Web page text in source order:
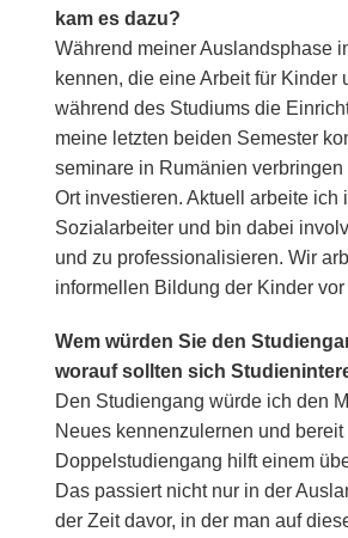
kam es dazu?
Während meiner Auslandsphase
kennen, die eine Arbeit für
während des Studiums die
meine letzten beiden Semester
seminare in Rumänien
Ort investieren. Aktuell arbeite
Sozialarbeiter und bin dabei
und zu professionalisieren. Wir
informellen Bildung der Kinder vor
Wem würden Sie den
worauf sollten sich
Den Studiengang würde ich den
Neues kennenzulernen und
Doppelstudiengang hilft einem
Das passiert nicht nur in der
der Zeit davor, in der man auf